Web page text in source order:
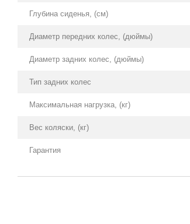
Глубина сиденья, (см)
Диаметр передних колес, (дюймы)
Диаметр задних колес, (дюймы)
Тип задних колес
Максимальная нагрузка, (кг)
Вес коляски, (кг)
Гарантия